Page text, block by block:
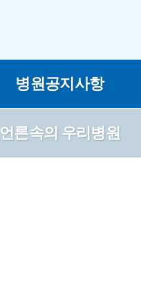
병원공지사항
언론속의 우리병원